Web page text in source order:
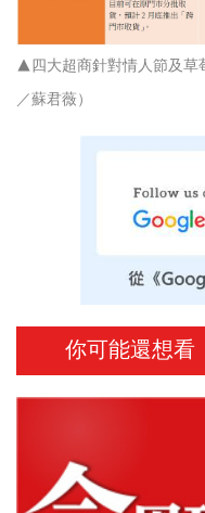
▲四大超商針對情人節及草
／蘇君薇）
你可能還想看